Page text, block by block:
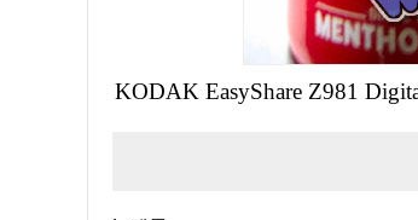
KODAK EasyShare Z981